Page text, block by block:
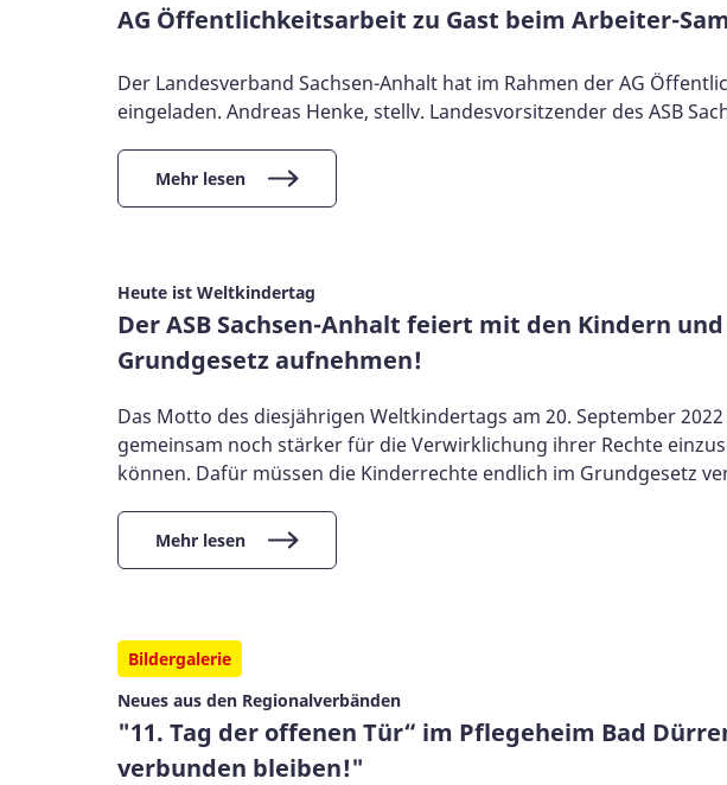
AG Öffentlichkeitsarbeit zu Gast beim Arbeiter-
Der Landesverband Sachsen-Anhalt hat im Rahmen der AG
eingeladen. Andreas Henke, stellv. Landesvorsitzender des ASB
Mehr lesen
Heute ist Weltkindertag
Der ASB Sachsen-Anhalt feiert mit den Kindern
Grundgesetz aufnehmen!
Das Motto des diesjährigen Weltkindertags am 20. September
gemeinsam noch stärker für die Verwirklichung ihrer Rechte
können. Dafür müssen die Kinderrechte endlich im Grundgesetz
Mehr lesen
Bildergalerie
Neues aus den Regionalverbänden
"11. Tag der offenen Tür“ im Pflegeheim Bad
verbunden bleiben!"